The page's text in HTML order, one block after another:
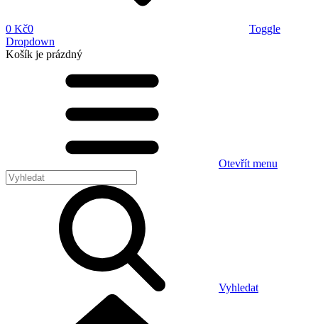
0 Kč0
Toggle
Dropdown
Košík je prázdný
Otevřít menu
Vyhledat